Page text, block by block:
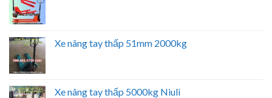
Xe nâng tay thấp 51mm 2000kg
Xe nâng tay thấp 5000kg Niuli